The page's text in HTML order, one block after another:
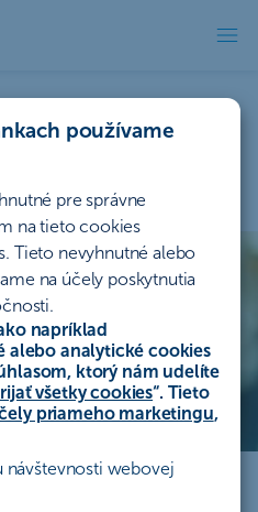
používame
pre správne
na tieto cookies
Tieto nevyhnutné alebo
na účely poskytnutia
napríklad
alebo analytické cookies
ktorý nám udelíte
všetky cookies“. Tieto
priameho marketingu,
návštevnosti webovej
ich so spoľahlivým
pre váš biznis.